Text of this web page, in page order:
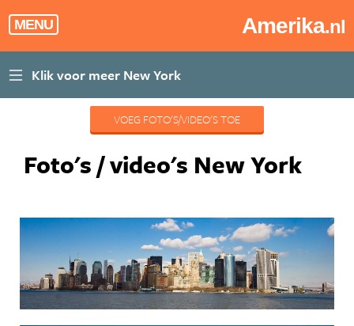
MENU Amerika.nl
VOEG FOTO'S/VIDEO'S TOE
Foto's / video's New York